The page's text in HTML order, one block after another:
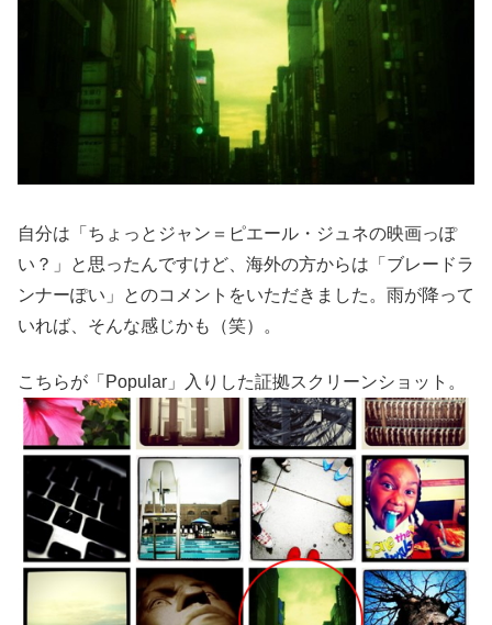
自分は「ちょっとジャン＝ピエール・ジュネの映画っぽ
い？」と思ったんですけど、海外の方からは「ブレードラ
ンナーぽい」とのコメントをいただきました。雨が降って
いれば、そんな感じかも（笑）。
こちらが「Popular」入りした証拠スクリーンショット。